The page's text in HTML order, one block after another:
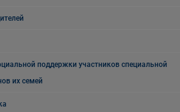
поддержки участников специальной
их семей